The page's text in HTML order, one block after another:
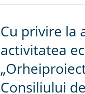
Cu privire la
activitatea
Consiliului